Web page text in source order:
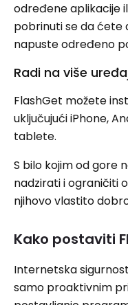
određene aplikacije
pobrinuti se da ćete
napuste određeno
Radi na više
FlashGet možete
uključujući iPhone,
tablete.
S bilo kojim od gore
nadzirati i ograničiti
njihovo vlastito
Kako postaviti
Internetska
samo proaktivnim